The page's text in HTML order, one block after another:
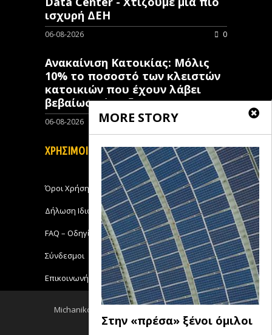
MORE STORY
Στην «πρέσα» ξένοι όμιλοι
ισχυρή ΔΕΗ
06-08-2026 0
Ανακαίνιση Κατοικίας: Μόλις
10% το ποσοστό των κλειστών
κατοικιών που έχουν λάβει
βεβαίωση ένταξης
06-08-2026
ΧΡΗΣΙΜΟΙ ΣΥΝΔΕΣΜΟΙ
Όροι Χρήσης
Δήλωση Ιδιωτικότητας
FAQ – Οδηγίες Χρήσης
Σύνδεσμοι
Επικοινωνήστε με το Michanikos-Online
Michanikos-Online 2018 - All Rights Reserved
Back to top